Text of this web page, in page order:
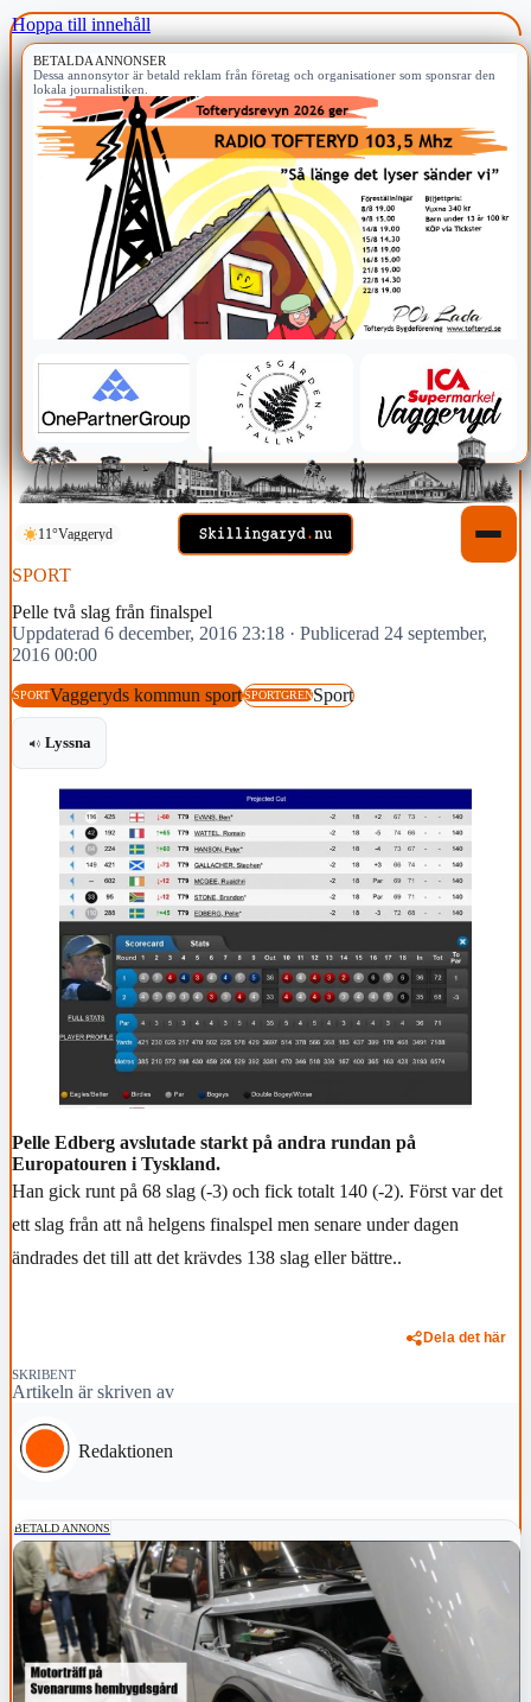
Hoppa till innehåll
BETALDA ANNONSER
Dessa annonsytor är betald reklam från företag och organisationer som sponsrar den
lokala journalistiken.
11°Vaggeryd
SPORT
Pelle två slag från finalspel
Uppdaterad 6 december, 2016 23:18 · Publicerad 24 september,
2016 00:00
SPORTVaggeryds kommun sportSPORTGRENSport
Lyssna
Pelle Edberg avslutade starkt på andra rundan på
Europatouren i Tyskland.
Han gick runt på 68 slag (-3) och fick totalt 140 (-2). Först var det
ett slag från att nå helgens finalspel men senare under dagen
ändrades det till att det krävdes 138 slag eller bättre..
Dela det här
SKRIBENT
Artikeln är skriven av
Redaktionen
BETALD ANNONS